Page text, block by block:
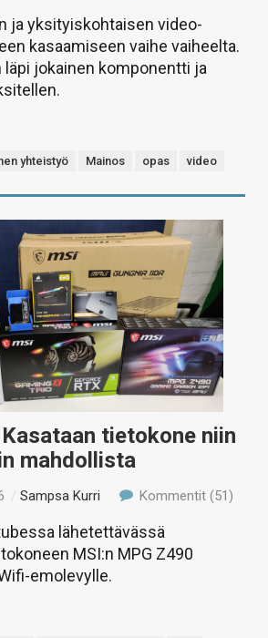
ja yksityiskohtaisen video-
kasaamiseen vaihe vaiheelta.
läpi jokainen komponentti ja
yhteistyö Mainos opas video
tietokone niin
mahdollista
/Sampsa Kurri Kommentit (51)
lähetettävässä
MSI:n MPG Z490
emolevylle.